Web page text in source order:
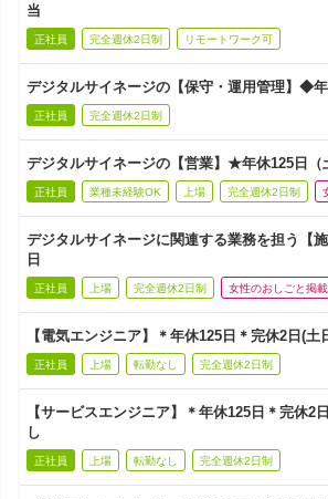
当
正社員 完全週休2日制 リモートワーク可
デジタルサイネージの【保守・運用管理】◆年
正社員 完全週休2日制
デジタルサイネージの【営業】★年休125日（
正社員 業種未経験OK 上場 完全週休2日制
デジタルサイネージに関連する業務を担う【
日
正社員 上場 完全週休2日制 女性のおしごと掲
【電気エンジニア】＊年休125日＊完休2日(土
正社員 上場 転勤なし 完全週休2日制
【サービスエンジニア】＊年休125日＊完休2
し
正社員 上場 転勤なし 完全週休2日制